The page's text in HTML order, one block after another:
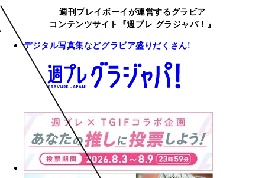
週刊プレイボーイが運営するグラビア
コンテンツサイト『週プレ グラジャパ！』
デジタル写真集などグラビア盛りだくさん!